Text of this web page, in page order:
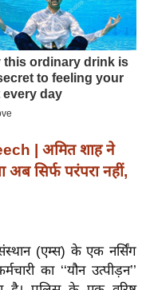
| अमित शाह ने
अब सिर्फ परंपरा नहीं,
(एम्स) के एक नर्सिंग
का ‘‘यौन उत्पीड़न’’